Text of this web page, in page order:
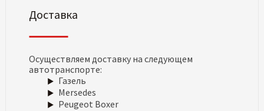
Доставка
Осуществляем доставку на следующем
автотранспорте:
Газель
Mersedes
Peugeot Boxer